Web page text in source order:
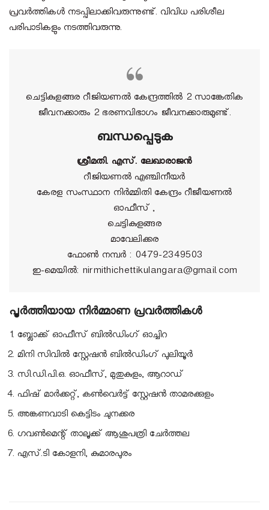
പ്രവര്‍ത്തികള്‍ നടപ്പിലാക്കിവരുന്നുണ്ട്. വിവിധ പരിശീല
പരിപാടികളും നടത്തിവരുന്നു.
ചെട്ടികുളങ്ങര റീജിയണല്‍ കേന്ദ്രത്തില്‍ 2 സാങ്കേതിക
ജീവനക്കാരും 2 ഭരണവിഭാഗം ജീവനക്കാരുമുണ്ട്.
ബന്ധപ്പെടുക
ശ്രീമതി. എസ്. ലേഖാരാജന്‍
റീജിയണല്‍ എഞ്ചിനീയര്‍
കേരള സംസ്ഥാന നിർമ്മിതി കേന്ദ്രം റീജീയണൽ
ഓഫീസ് ,
ചെട്ടികുളങ്ങര
മാവേലിക്കര
ഫോണ്‍ നമ്പര്‍ : 0479-2349503
ഇ-മെയില്‍: nirmithichettikulangara@gmail.com
പൂര്‍ത്തിയായ നിര്‍മ്മാണ പ്രവര്‍ത്തികള്‍
ബ്ലോക്ക് ഓഫീസ് ബില്‍ഡിംഗ് ഓച്ചിറ
മിനി സിവില്‍ സ്റ്റേഷന്‍ ബില്‍ഡിംഗ് പുലിയൂര്‍
സി.ഡി.പി.ഒ. ഓഫീസ്, മുതുകുളം, ആറാഡ്
ഫിഷ് മാര്‍ക്കറ്റ്, കണ്‍വെര്‍ട്ട് സ്റ്റേഷന്‍ താമരക്കുളം
അങ്കണവാടി കെട്ടിടം ചുനക്കര
ഗവണ്‍മെന്റ് താലൂക്ക് ആശുപത്രി ചേര്‍ത്തല
എസ്.ടി കോളനി, കുമാരപുരം